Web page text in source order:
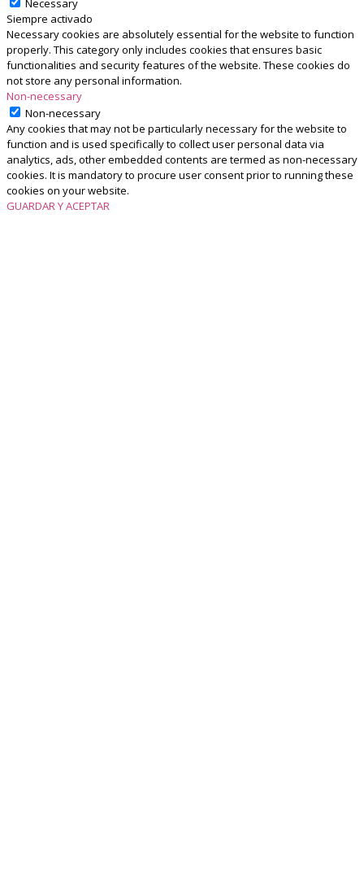
Necessary
Siempre activado
Necessary cookies are absolutely essential for the website to function
properly. This category only includes cookies that ensures basic
functionalities and security features of the website. These cookies do
not store any personal information.
Non-necessary
Non-necessary
Any cookies that may not be particularly necessary for the website to
function and is used specifically to collect user personal data via
analytics, ads, other embedded contents are termed as non-necessary
cookies. It is mandatory to procure user consent prior to running these
cookies on your website.
GUARDAR Y ACEPTAR